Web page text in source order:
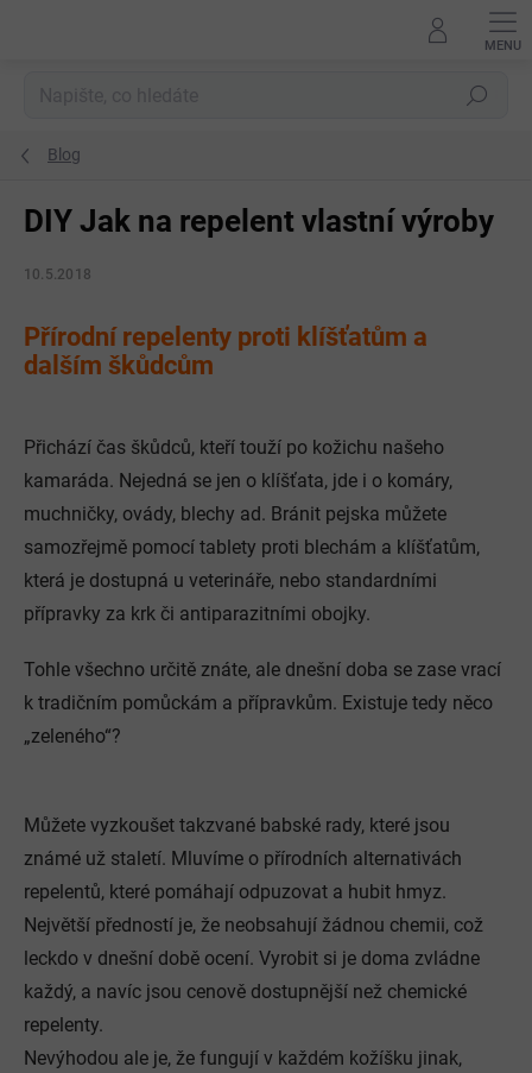
Hledat
Blog
DIY Jak na repelent vlastní výroby
10.5.2018
Přírodní repelenty proti klíšťatům a
dalším škůdcům
Přichází čas škůdců, kteří touží po kožichu našeho
kamaráda. Nejedná se jen o klíšťata, jde i o komáry,
muchničky, ovády, blechy ad. Bránit pejska můžete
samozřejmě pomocí tablety proti blechám a klíšťatům,
která je dostupná u veterináře, nebo standardními
přípravky za krk či antiparazitními obojky.
Tohle všechno určitě znáte, ale dnešní doba se zase vrací
k tradičním pomůckám a přípravkům. Existuje tedy něco
„zeleného“?
Můžete vyzkoušet takzvané babské rady, které jsou
známé už staletí. Mluvíme o přírodních alternativách
repelentů, které pomáhají odpuzovat a hubit hmyz.
Největší předností je, že neobsahují žádnou chemii, což
leckdo v dnešní době ocení. Vyrobit si je doma zvládne
každý, a navíc jsou cenově dostupnější než chemické
repelenty.
Nevýhodou ale je, že fungují v každém kožíšku jinak,